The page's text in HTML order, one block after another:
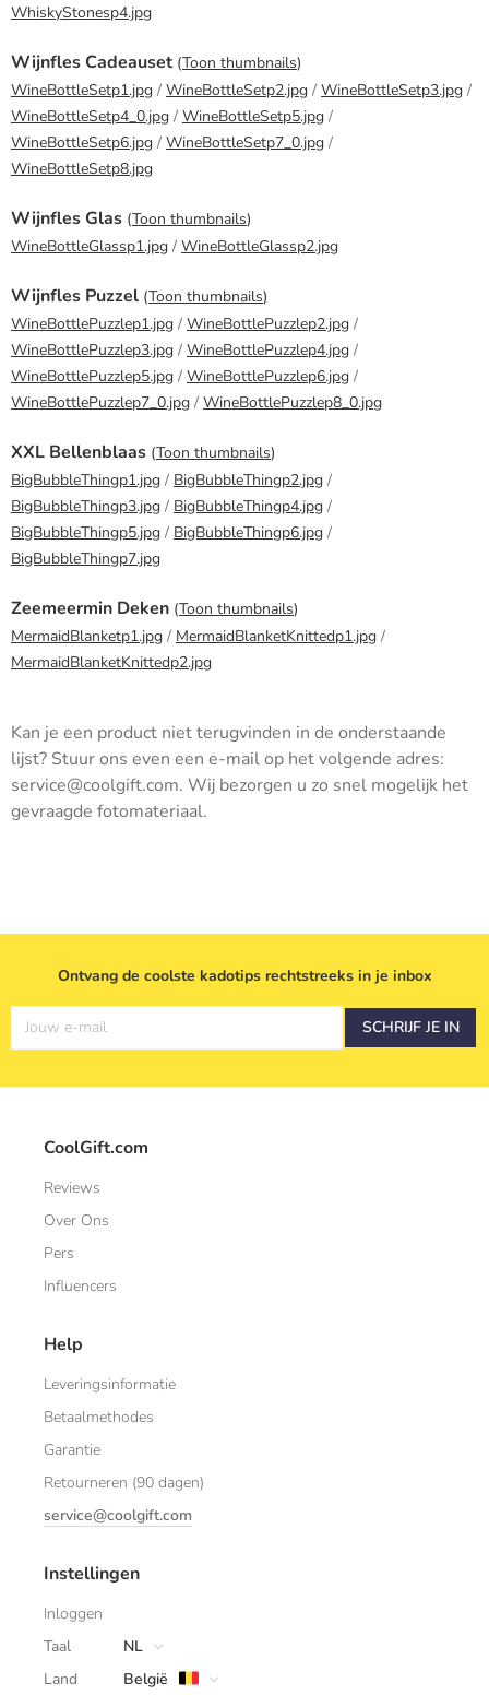
WhiskyStonesp4.jpg
Wijnfles Cadeauset (Toon thumbnails)
WineBottleSetp1.jpg / WineBottleSetp2.jpg / WineBottleSetp3.jpg /
WineBottleSetp4_0.jpg / WineBottleSetp5.jpg /
WineBottleSetp6.jpg / WineBottleSetp7_0.jpg /
WineBottleSetp8.jpg
Wijnfles Glas (Toon thumbnails)
WineBottleGlassp1.jpg / WineBottleGlassp2.jpg
Wijnfles Puzzel (Toon thumbnails)
WineBottlePuzzlep1.jpg / WineBottlePuzzlep2.jpg /
WineBottlePuzzlep3.jpg / WineBottlePuzzlep4.jpg /
WineBottlePuzzlep5.jpg / WineBottlePuzzlep6.jpg /
WineBottlePuzzlep7_0.jpg / WineBottlePuzzlep8_0.jpg
XXL Bellenblaas (Toon thumbnails)
BigBubbleThingp1.jpg / BigBubbleThingp2.jpg /
BigBubbleThingp3.jpg / BigBubbleThingp4.jpg /
BigBubbleThingp5.jpg / BigBubbleThingp6.jpg /
BigBubbleThingp7.jpg
Zeemeermin Deken (Toon thumbnails)
MermaidBlanketp1.jpg / MermaidBlanketKnittedp1.jpg /
MermaidBlanketKnittedp2.jpg
Kan je een product niet terugvinden in de onderstaande
lijst? Stuur ons even een e-mail op het volgende adres:
service@coolgift.com. Wij bezorgen u zo snel mogelijk het
gevraagde fotomateriaal.
Ontvang de coolste kadotips rechtstreeks in je inbox
Jouw e-mail SCHRIJF JE IN
CoolGift.com
Reviews
Over Ons
Pers
Influencers
Help
Leveringsinformatie
Betaalmethodes
Garantie
Retourneren (90 dagen)
service@coolgift.com
Instellingen
Inloggen
Taal
NL
Land
België